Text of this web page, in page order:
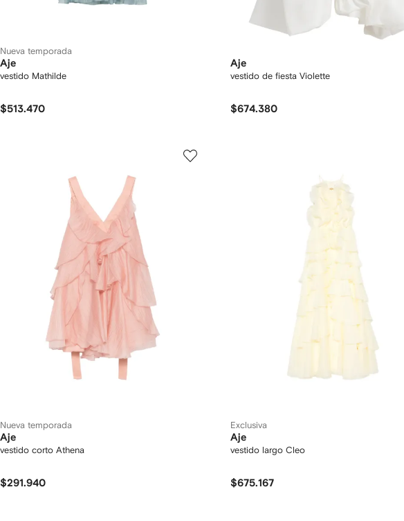
Nueva temporada
Aje
vestido Mathilde
$513.470
Aje
vestido de fiesta Violette
$674.380
Nueva temporada
Aje
vestido corto Athena
$291.940
Exclusiva
Aje
vestido largo Cleo
$675.167